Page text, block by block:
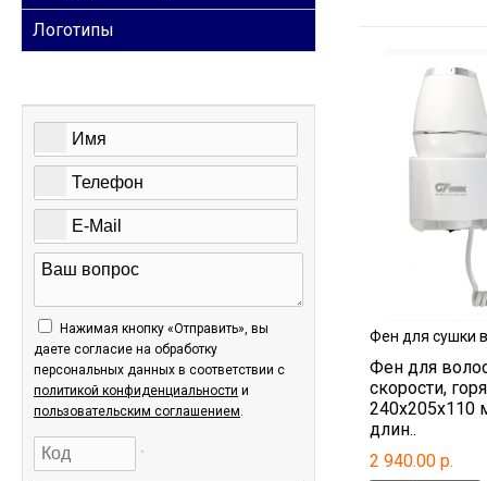
Логотипы
Нажимая кнопку «Отправить», вы
даете согласие на обработку
персональных данных в соответствии c
политикой конфиденциальности и
пользовательским соглашением.
Фен для сушки
Фен для
скорости,
240х205х110
длин..
2 940.00 р.